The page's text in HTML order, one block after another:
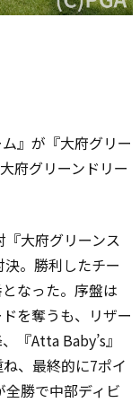
』が『大府グリー
府グリーンドリー
大府グリーンス
。勝利したチー
なった。序盤は
を奪うも、リザー
『Atta Baby’s』
、最終的に7ポイ
全勝で中部ディビ